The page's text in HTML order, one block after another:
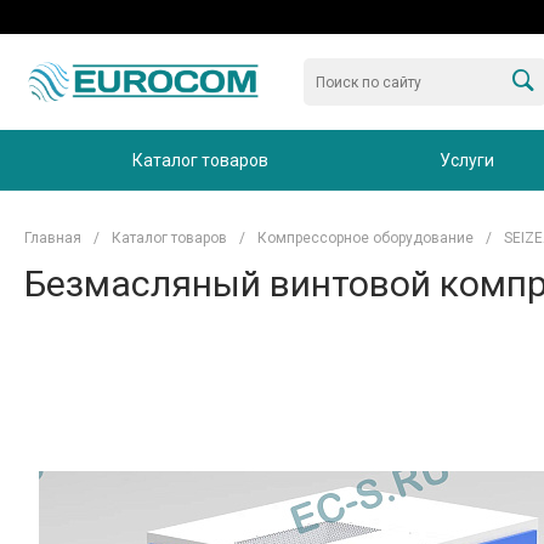
Каталог товаров Услуги
Главная / Каталог товаров / Компрессорное оборудование /
Безмасляный винтовой